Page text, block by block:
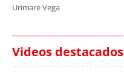
Urimare Vega
Videos destacados